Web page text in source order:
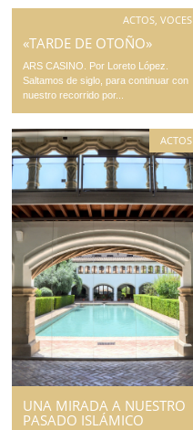
ACTOS,VOCES
«TARDE DE OTOÑO»
ARS CASINO. Por Loreto López.
Saltamos de siglo, para continuar con
nuestro recorrido por...
ACTOS
UNA MIRADA A NUESTRO
PASADO ISLÁMICO